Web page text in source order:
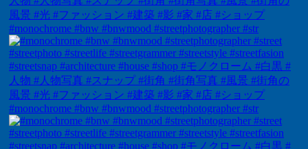
#monochrome #bnw #bnwmood #streetphotographer #str
#monochrome #bnw #bnwmood #streetphotographer #str